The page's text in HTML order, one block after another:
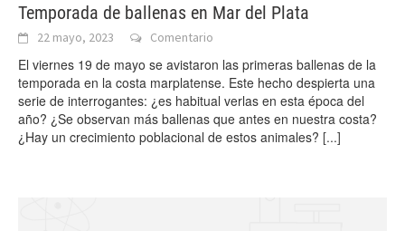
Temporada de ballenas en Mar del Plata
22 mayo, 2023 Comentario
El viernes 19 de mayo se avistaron las primeras ballenas de la
temporada en la costa marplatense. Este hecho despierta una
serie de interrogantes: ¿es habitual verlas en esta época del
año? ¿Se observan más ballenas que antes en nuestra costa?
¿Hay un crecimiento poblacional de estos animales? [...]